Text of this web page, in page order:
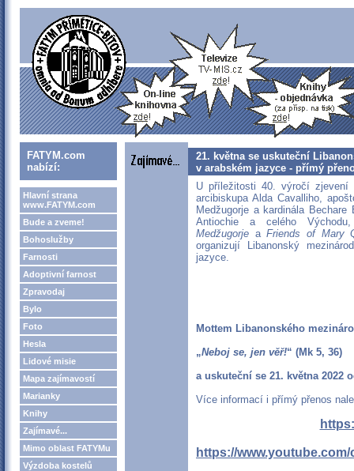
FATYM.com
nabízí:
Hlavní strana
www.FATYM.com
Bude a zveme!
Bohoslužby
Farnosti
Adoptivní farnost
Zpravodaj
Bylo
Foto
Hesla
Lidové misie
Mapa zajímavostí
Marianky
Knihy
Zajímavé...
Mimo oblast FATYMu
Výzdoba kostelů
21. května se uskuteční
v arabském jazyce - přímý
U příležitosti 40. výročí zjevení
arcibiskupa Alda Cavalliho,
Medžugorje a kardinála Bechare
Antiochie a celého
Medžugorje aFriends of Mary
organizují Libanonský
jazyce.
Mottem Libanonského
„Neboj se, jen věř!“ (Mk 5, 36)
a uskuteční se 21. května 2022
Více informací i přímý přenos
https://